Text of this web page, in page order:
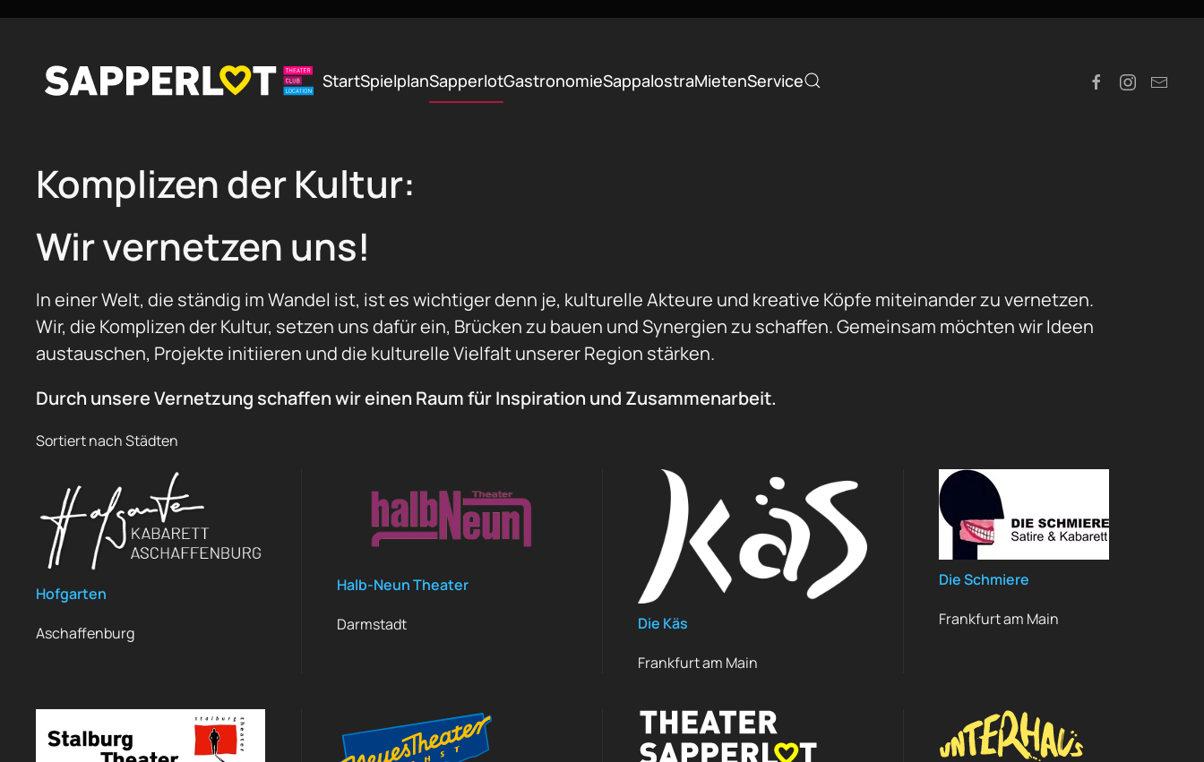
StartSpielplanSapperlotGastronomieSappalostraMietenService
Komplizen der Kultur:
Wir vernetzen uns!
In einer Welt, die ständig im Wandel ist, ist es wichtiger denn je, kulturelle Akteure und kreative Köpfe miteinander zu vernetzen.
Wir, die Komplizen der Kultur, setzen uns dafür ein, Brücken zu bauen und Synergien zu schaffen.Gemeinsam möchten wir Ideen
austauschen, Projekte initiieren und die kulturelle Vielfalt unserer Region stärken.
Durch unsere Vernetzung schaffen wir einen Raum für Inspiration und Zusammenarbeit.
Sortiert nach Städten
Hofgarten
Aschaffenburg
Halb-Neun Theater
Darmstadt
Die Käs
Frankfurt am Main
Die Schmiere
Frankfurt am Main